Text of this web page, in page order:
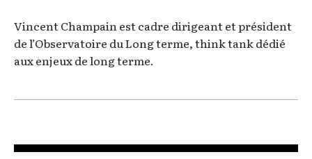
Vincent Champain est cadre dirigeant et président
de l’Observatoire du Long terme, think tank dédié
aux enjeux de long terme.